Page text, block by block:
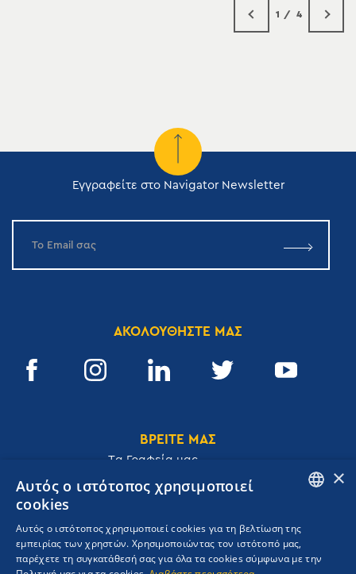
1 4
Εγγραφείτε στο Navigator Newsletter
ΑΚΟΛΟΥΘΗΣΤΕ ΜΑΣ
ΒΡΕΙΤΕ ΜΑΣ
Tα Γραφεία μας
Ακαδημίας 32, 106 72, Αθήνα, Ελλάδα
T. +30 210 3609801
F. +30 210 3602001
GREEK
×
Αυτός ο ιστότοπος χρησιμοποιεί
cookies
Αυτός ο ιστότοπος χρησιμοποιεί cookies για τη βελτίωση της
εμπειρίας των χρηστών. Χρησιμοποιώντας τον ιστότοπό μας,
παρέχετε τη συγκατάθεσή σας για όλα τα cookies σύμφωνα με την